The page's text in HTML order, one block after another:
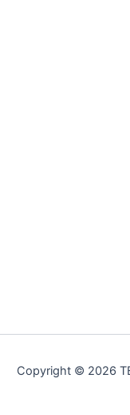
Copyright © 2026